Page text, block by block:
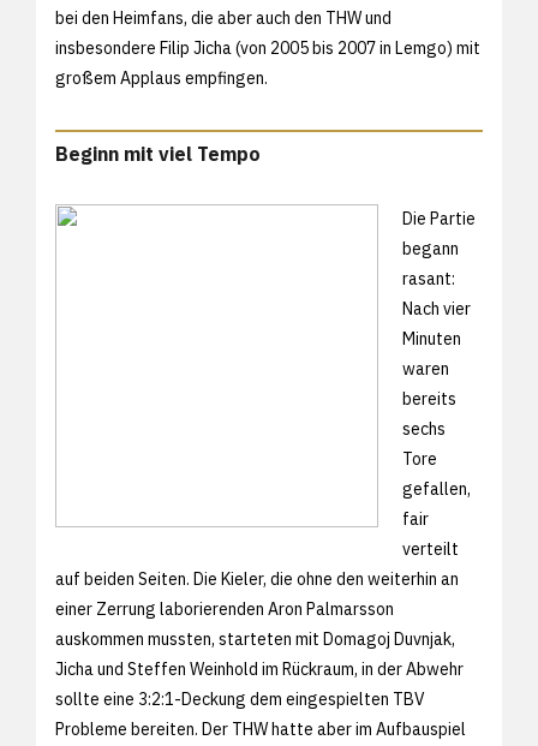
bei den Heimfans, die aber auch den THW und
insbesondere Filip Jicha (von 2005 bis 2007 in Lemgo) mit
großem Applaus empfingen.
Beginn mit viel Tempo
Die Partie
begann
rasant:
Nach vier
Minuten
waren
bereits
sechs
Tore
gefallen,
fair
verteilt
auf beiden Seiten. Die Kieler, die ohne den weiterhin an
einer Zerrung laborierenden Aron Palmarsson
auskommen mussten, starteten mit Domagoj Duvnjak,
Jicha und Steffen Weinhold im Rückraum, in der Abwehr
sollte eine 3:2:1-Deckung dem eingespielten TBV
Probleme bereiten. Der THW hatte aber im Aufbauspiel